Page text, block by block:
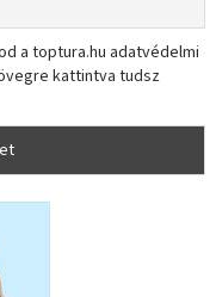
a toptura.hu adatvédelmi
kattintva tudsz